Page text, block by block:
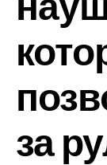
за